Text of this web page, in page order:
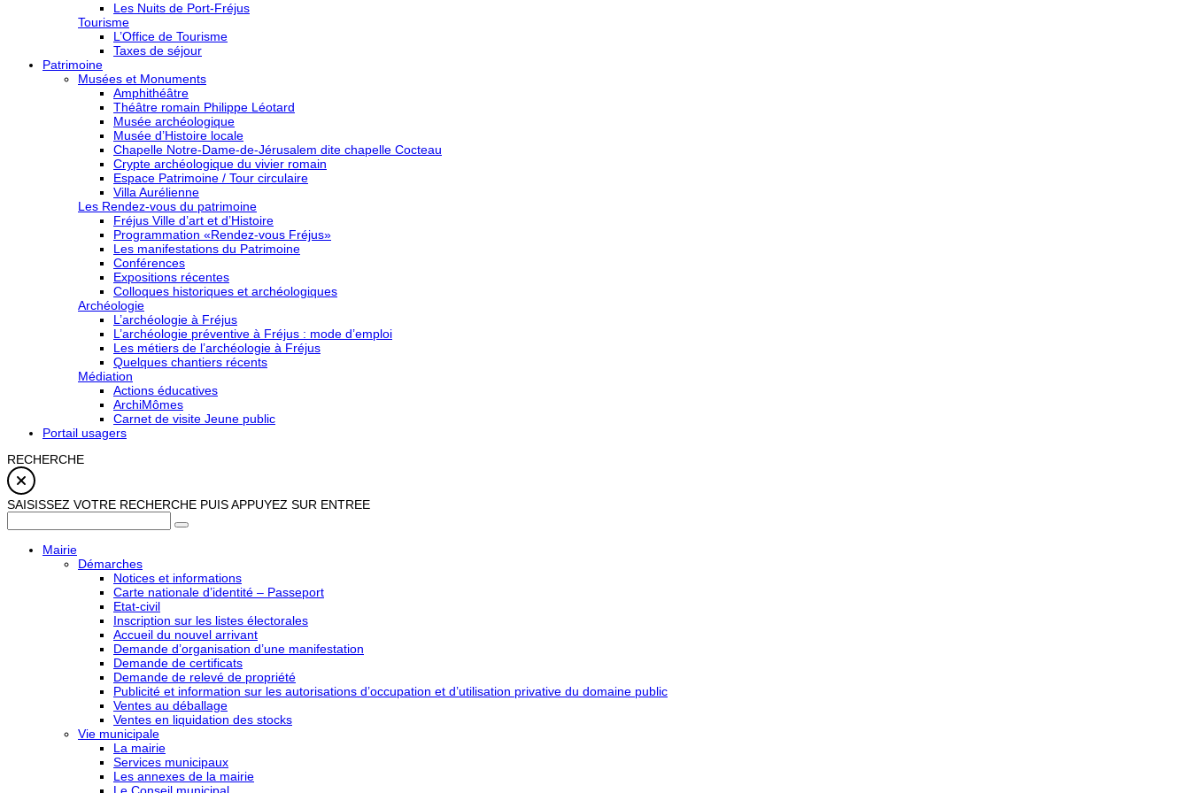
Les Nuits de Port-Fréjus
Tourisme
L’Office de Tourisme
Taxes de séjour
Patrimoine
Musées et Monuments
Amphithéâtre
Théâtre romain Philippe Léotard
Musée archéologique
Musée d’Histoire locale
Chapelle Notre-Dame-de-Jérusalem dite chapelle Cocteau
Crypte archéologique du vivier romain
Espace Patrimoine / Tour circulaire
Villa Aurélienne
Les Rendez-vous du patrimoine
Fréjus Ville d’art et d’Histoire
Programmation «Rendez-vous Fréjus»
Les manifestations du Patrimoine
Conférences
Expositions récentes
Colloques historiques et archéologiques
Archéologie
L’archéologie à Fréjus
L’archéologie préventive à Fréjus : mode d’emploi
Les métiers de l’archéologie à Fréjus
Quelques chantiers récents
Médiation
Actions éducatives
ArchiMômes
Carnet de visite Jeune public
Portail usagers
RECHERCHE
SAISISSEZ VOTRE RECHERCHE PUIS APPUYEZ SUR ENTREE
Mairie
Démarches
Notices et informations
Carte nationale d’identité – Passeport
Etat-civil
Inscription sur les listes électorales
Accueil du nouvel arrivant
Demande d’organisation d’une manifestation
Demande de certificats
Demande de relevé de propriété
Publicité et information sur les autorisations d’occupation et d’utilisation privative du domaine public
Ventes au déballage
Ventes en liquidation des stocks
Vie municipale
La mairie
Services municipaux
Les annexes de la mairie